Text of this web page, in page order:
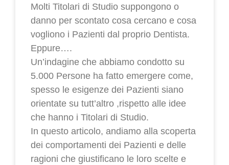
Molti Titolari di Studio suppongono o
danno per scontato cosa cercano e cosa
vogliono i Pazienti dal proprio Dentista.
Eppure….
Un’indagine che abbiamo condotto su
5.000 Persone ha fatto emergere come,
spesso le esigenze dei Pazienti siano
orientate su tutt’altro ,rispetto alle idee
che hanno i Titolari di Studio.
In questo articolo, andiamo alla scoperta
dei comportamenti dei Pazienti e delle
ragioni che giustificano le loro scelte e